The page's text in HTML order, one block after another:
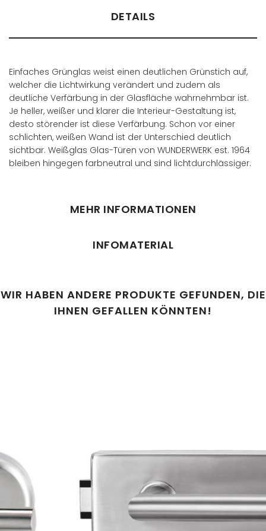
DETAILS
Einfaches Grünglas weist einen deutlichen Grünstich auf,
welcher die Lichtwirkung verändert und zudem als
deutliche Verfärbung in der Glasfläche wahrnehmbar ist.
Je heller, weißer und klarer die Interieur-Gestaltung ist,
desto störender ist diese Verfärbung. Schon vor einer
schlichten, weißen Wand ist der Unterschied deutlich
sichtbar. Weißglas Glas-Türen von WUNDERWERK est. 1964
bleiben hingegen farbneutral und sind lichtdurchlässiger.
MEHR INFORMATIONEN
INFOMATERIAL
WIR HABEN ANDERE PRODUKTE GEFUNDEN, DIE
IHNEN GEFALLEN KÖNNTEN!